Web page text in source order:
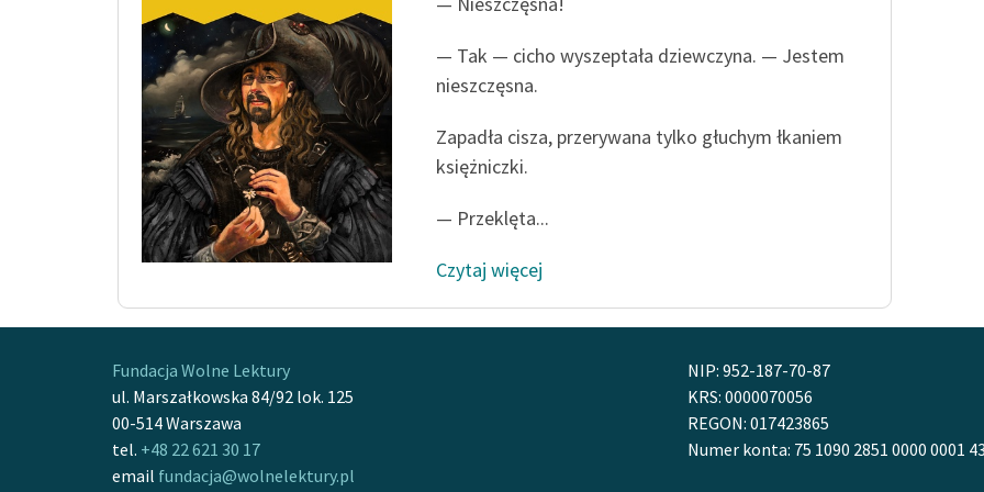
Odkurzamy bohaterów
— Tak — cicho wyszeptała dziewczyna. — Jestem
nieszczęsna.
Zapadła cisza, przerywana tylko głuchym łkaniem
księżniczki.
— Przeklęta...
Czytaj więcej
Fundacja Wolne Lektury
ul. Marszałkowska 84/92 lok. 125
00-514 Warszawa
tel. +48 22 621 30 17
email fundacja@wolnelektury.pl
NIP: 952-187-70-87
KRS: 0000070056
REGON: 017423865
Numer konta: 75 1090 2851 0000 0001